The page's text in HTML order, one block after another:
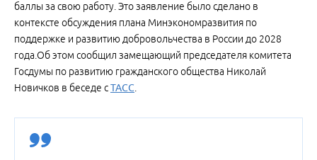
баллы за свою работу. Это заявление было сделано в
контексте обсуждения плана Минэкономразвития по
поддержке и развитию добровольчества в России до 2028
года.Об этом сообщил замещающий председателя комитета
Госдумы по развитию гражданского общества Николай
Новичков в беседе сТАСС.